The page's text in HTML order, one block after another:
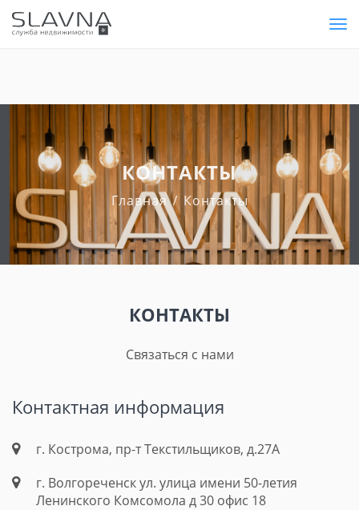
КОНТАКТЫ
Главная Контакты
КОНТАКТЫ
Связаться с нами
Контактная информация
г. Кострома, пр-т Текстильщиков, д.27А
г. Волгореченск ул. улица имени 50-летия
Ленинского Комсомола д 30 офис 18